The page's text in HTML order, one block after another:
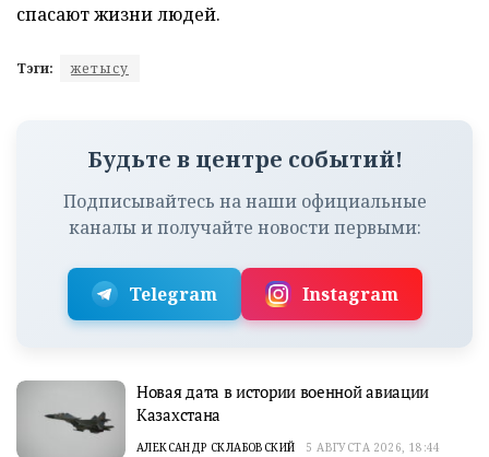
спасают жизни людей.
Тэги: жетысу
Будьте в центре событий!
Подписывайтесь на наши официальные
каналы и получайте новости первыми:
Telegram Instagram
Новая дата в истории военной авиации
Казахстана
АЛЕКСАНДР СКЛАБОВСКИЙ 5 АВГУСТА 2026, 18:44